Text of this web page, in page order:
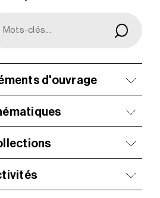
d'ouvrage
à votre
les plus
besoins grâce aux
NOUVEAUTÉS